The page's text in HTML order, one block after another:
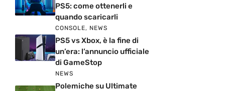
PS5: come ottenerli e
quando scaricarli
CONSOLE, NEWS
PS5 vs Xbox, è la fine di
un’era: l’annuncio ufficiale
di GameStop
NEWS
Polemiche su Ultimate